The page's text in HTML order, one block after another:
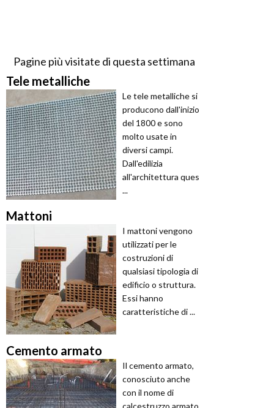
Pagine più visitate di questa settimana
Tele metalliche
Le tele metalliche si
producono dall'inizio
del 1800 e sono
molto usate in
diversi campi.
Dall'edilizia
all'architettura ques
...
Mattoni
I mattoni vengono
utilizzati per le
costruzioni di
qualsiasi tipologia di
edificio o struttura.
Essi hanno
caratteristiche di ...
Cemento armato
Il cemento armato,
conosciuto anche
con il nome di
calcestruzzo armato,